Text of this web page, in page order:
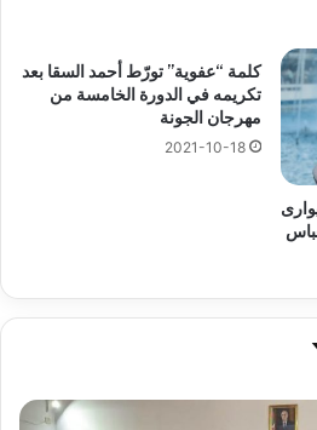
كلمة “عفوية” تورّط أحمد السقا بعد
تكريمه في الدورة الخامسة من
مهرجان الجونة
2021-10-18